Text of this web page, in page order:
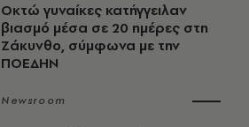
Οκτώ γυναίκες κατήγγειλαν
βιασμό μέσα σε 20 ημέρες στη
Ζάκυνθο, σύμφωνα με την
ΠΟΕΔΗΝ
Newsroom